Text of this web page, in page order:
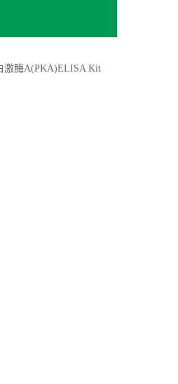
激酶A(PKA)ELISA Kit